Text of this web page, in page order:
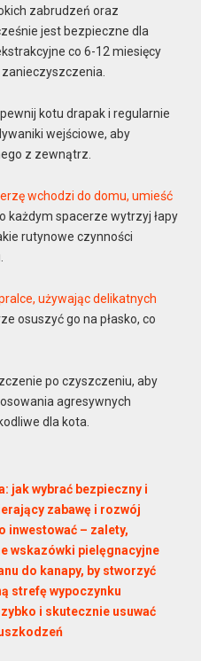
zabrudzeń oraz
jest bezpieczne dla
co 6-12 miesięcy
zanieczyszczenia.
kotu drapak i regularnie
wejściowe, aby
z zewnątrz.
wchodzi do domu, umieść
każdym spacerze wytrzyj łapy
rutynowe czynności
używając delikatnych
osuszyć go na płasko, co
po czyszczeniu, aby
agresywnych
dla kota.
jak wybrać bezpieczny i
zabawę i rozwój
inwestować – zalety,
wskazówki pielęgnacyjne
do kanapy, by stworzyć
strefę wypoczynku
i skutecznie usuwać